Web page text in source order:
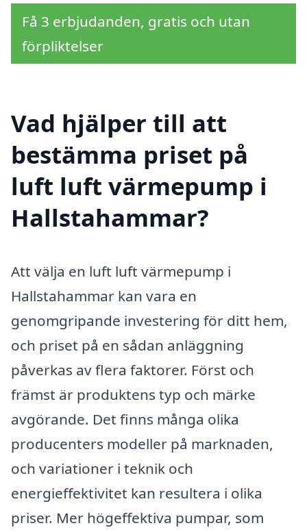
Få 3 erbjudanden, gratis och utan
förpliktelser
Vad hjälper till att
bestämma priset på
luft luft värmepump i
Hallstahammar?
Att välja en luft luft värmepump i
Hallstahammar kan vara en
genomgripande investering för ditt hem,
och priset på en sådan anläggning
påverkas av flera faktorer. Först och
främst är produktens typ och märke
avgörande. Det finns många olika
producenters modeller på marknaden,
och variationer i teknik och
energieffektivitet kan resultera i olika
priser. Mer högeffektiva pumpar, som